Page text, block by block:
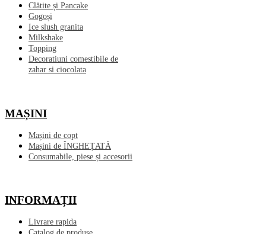
Clătite și Pancake
Gogoși
Ice slush granita
Milkshake
Topping
Decoratiuni comestibile de
zahar si ciocolata
MAȘINI
Mașini de copt
Mașini de ÎNGHEȚATĂ
Consumabile, piese și accesorii
INFORMAȚII
Livrare rapida